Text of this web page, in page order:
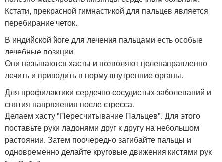
Кстати, прекрасной гимнастикой для пальцев является
перебирание четок.
В индийской йоге для лечения пальцами есть особые
лечебные позиции.
Они называются хасты и позволяют целенаправленно
лечить и приводить в норму внутренние органы.
Для профилактики сердечно-сосудистых заболеваний и
снятия напряжения после стресса.
Делаем хасту "Пересчитывание Пальцев". Для этого
поставьте руки ладонями друг к другу на небольшом
растоянии. Затем поочередно загибайте пальцы и
одновременно делайте круговые движения кистями рук